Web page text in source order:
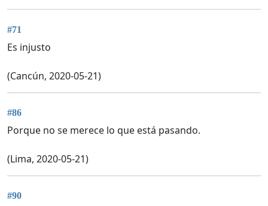
#71
Es injusto
(Cancún, 2020-05-21)
#86
Porque no se merece lo que está pasando.
(Lima, 2020-05-21)
#90